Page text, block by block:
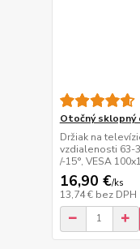
Otočný sklopný
Držiak na
vzdialenosti 63-
/-15°, VESA
16,90 €/ks
13,74 € bez DPH